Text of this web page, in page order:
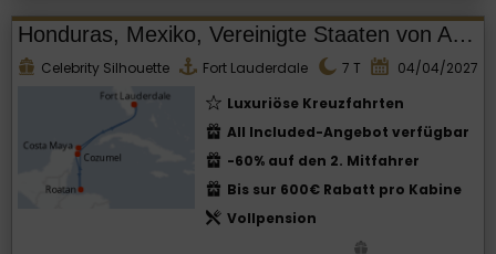
Honduras, Mexiko, Vereinigte Staaten von Amerika
Celebrity Silhouette Fort Lauderdale 7 T
04/04/2027
Luxuriöse Kreuzfahrten
All Included-Angebot verfügbar
-60% auf den 2. Mitfahrer
Bis sur 600€ Rabatt pro Kabine
Vollpension